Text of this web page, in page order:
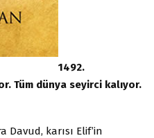
1492.
Tüm dünya seyirci kalıyor.
Davud, karısı Elif’in